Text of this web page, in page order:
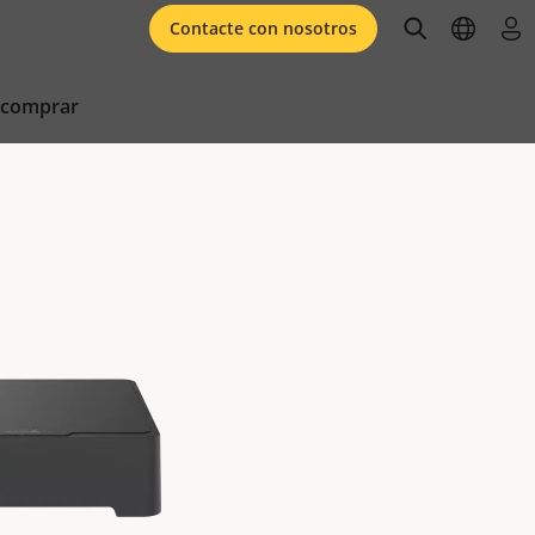
Contacte con nosotros openopen